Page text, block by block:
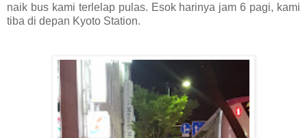
naik bus kami terlelap pulas. Esok harinya jam 6 pagi, kami
tiba di depan Kyoto Station.